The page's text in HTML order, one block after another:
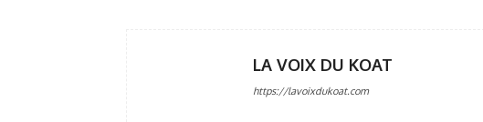
LA VOIX DU KOAT
https://lavoixdukoat.com